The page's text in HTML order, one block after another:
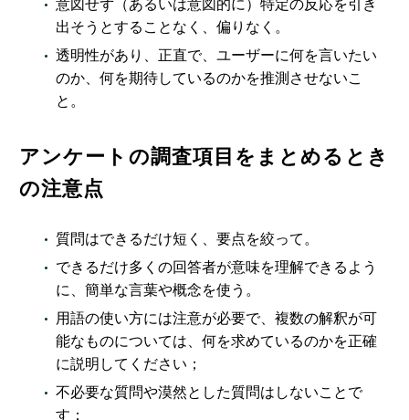
意図せず（あるいは意図的に）特定の反応を引き
出そうとすることなく、偏りなく。
透明性があり、正直で、ユーザーに何を言いたい
のか、何を期待しているのかを推測させないこ
と。
アンケートの調査項目をまとめるとき
の注意点
質問はできるだけ短く、要点を絞って。
できるだけ多くの回答者が意味を理解できるよう
に、簡単な言葉や概念を使う。
用語の使い方には注意が必要で、複数の解釈が可
能なものについては、何を求めているのかを正確
に説明してください；
不必要な質問や漠然とした質問はしないことで
す；